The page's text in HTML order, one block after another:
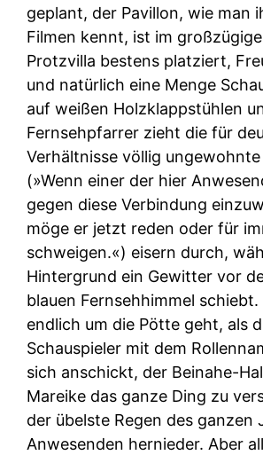
geplant, der Pavillon, wie man
Filmen kennt, ist im
Protzvilla bestens platziert,
und natürlich eine Menge
auf weißen Holzklappstühlen
Fernsehpfarrer zieht die für
Verhältnisse völlig
(»Wenn einer der hier
gegen diese Verbindung
möge er jetzt reden oder für
schweigen.«) eisern durch,
Hintergrund ein Gewitter vor
blauen Fernsehhimmel schiebt.
endlich um die Pötte geht, als
Schauspieler mit dem
sich anschickt, der Beinahe-
Mareike das ganze Ding zu
der übelste Regen des ganzen
Anwesenden hernieder. Aber